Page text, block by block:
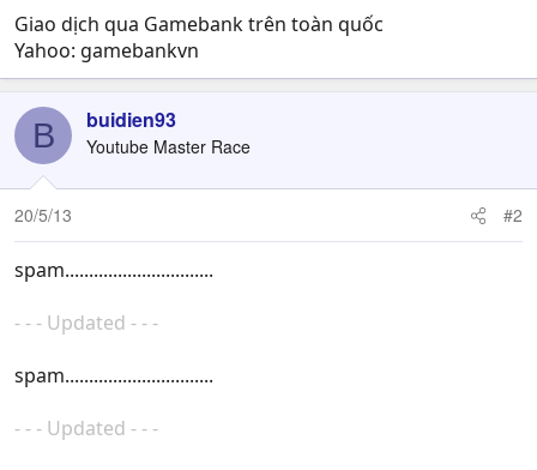
Giao dịch qua Gamebank trên toàn quốc
Yahoo: gamebankvn
B buidien93
Youtube Master Race
20/5/13 #2
spam...............................
- - - Updated - - -
spam...............................
- - - Updated - - -